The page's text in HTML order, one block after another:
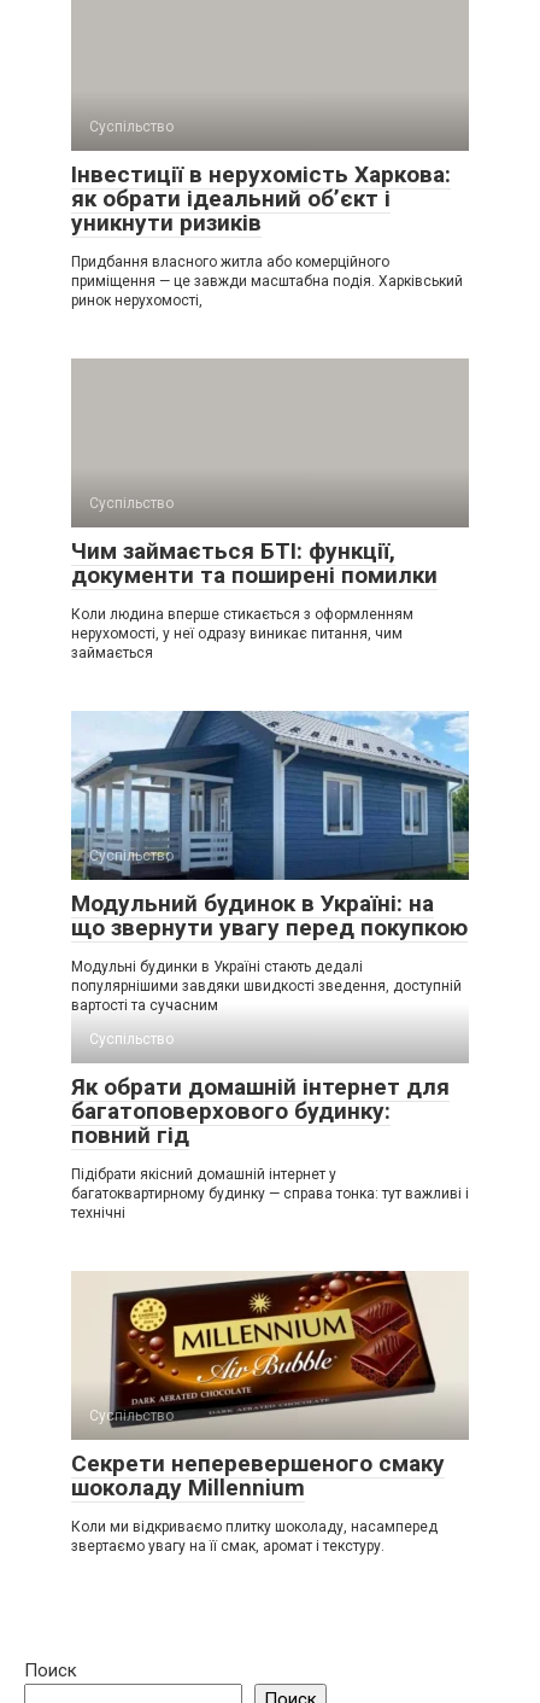
Суспільство
Інвестиції в нерухомість Харкова:
як обрати ідеальний об’єкт і
уникнути ризиків
Придбання власного житла або комерційного
приміщення — це завжди масштабна подія. Харківський
ринок нерухомості,
Суспільство
Чим займається БТІ: функції,
документи та поширені помилки
Коли людина вперше стикається з оформленням
нерухомості, у неї одразу виникає питання, чим
займається
Суспільство
Модульний будинок в Україні: на
що звернути увагу перед покупкою
Модульні будинки в Україні стають дедалі
популярнішими завдяки швидкості зведення, доступній
вартості та сучасним
Суспільство
Як обрати домашній інтернет для
багатоповерхового будинку:
повний гід
Підібрати якісний домашній інтернет у
багатоквартирному будинку — справа тонка: тут важливі і
технічні
Суспільство
Секрети неперевершеного смаку
шоколаду Millennium
Коли ми відкриваємо плитку шоколаду, насамперед
звертаємо увагу на її смак, аромат і текстуру.
Поиск